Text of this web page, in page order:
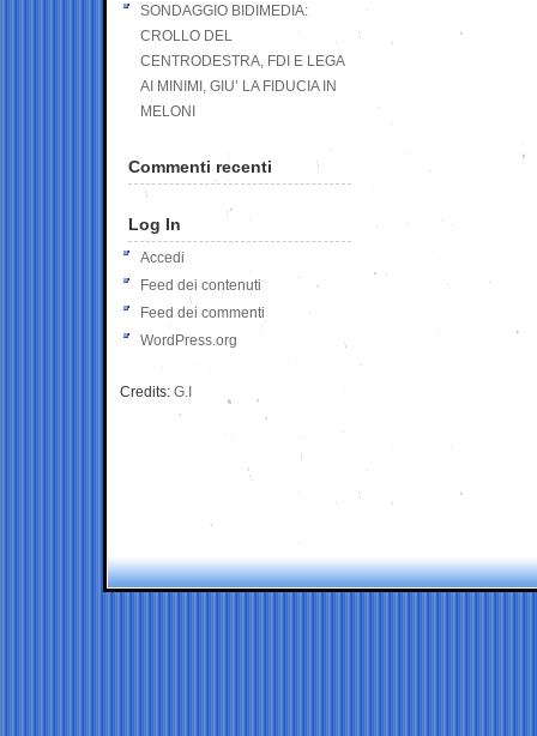
SONDAGGIO BIDIMEDIA:
CROLLO DEL
CENTRODESTRA, FDI E LEGA
AI MINIMI, GIU’ LA FIDUCIA IN
MELONI
Commenti recenti
Log In
Accedi
Feed dei contenuti
Feed dei commenti
WordPress.org
Credits: G.I